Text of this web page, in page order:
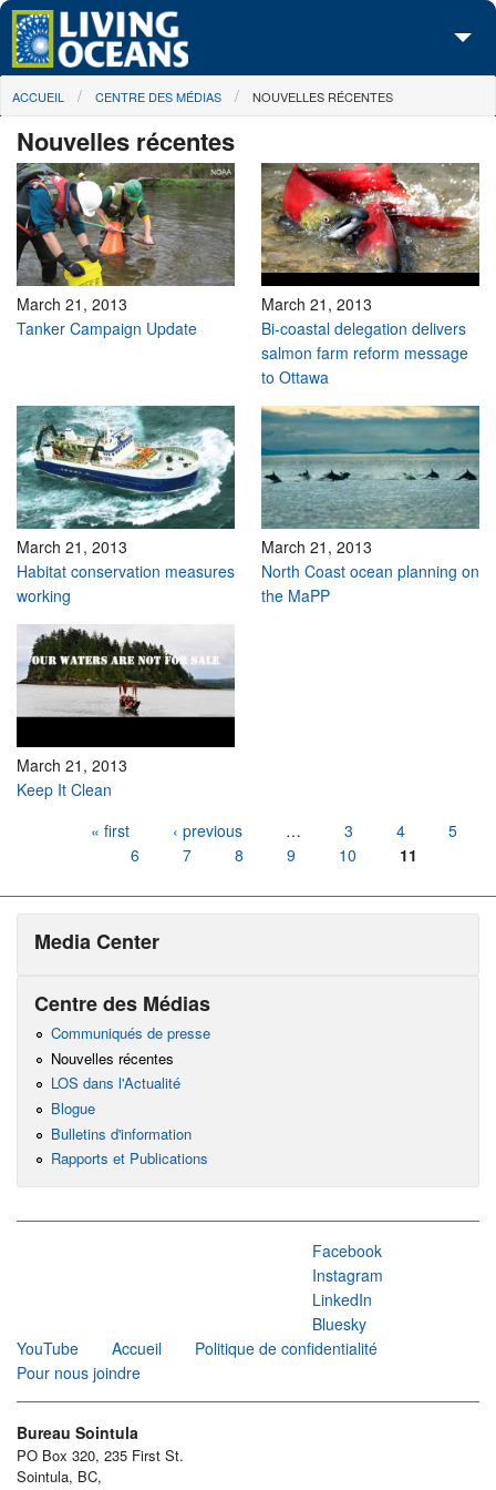
Skip to main content
À propos de nous
Nos campagnes
Centre des Médias
Les Cartes
Passez à l'action
You are here
ACCUEIL CENTRE DES MÉDIAS NOUVELLES RÉCENTES
Nouvelles récentes
March 21, 2013
Tanker Campaign Update
March 21, 2013
Bi-coastal delegation delivers
salmon farm reform message
to Ottawa
March 21, 2013
Habitat conservation measures
working
March 21, 2013
North Coast ocean planning on
the MaPP
March 21, 2013
Keep It Clean
« first ‹ previous … 3 4
5
6
7 8 9 10 11
Media Center
Centre des Médias
Communiqués de presse
Nouvelles récentes
LOS dans l'Actualité
Blogue
Bulletins d'information
Rapports et Publications
Facebook
Instagram
LinkedIn
Bluesky
YouTube
Accueil
Politique de confidentialité
Pour nous joindre
Bureau Sointula
PO Box 320, 235 First St.
Sointula, BC,